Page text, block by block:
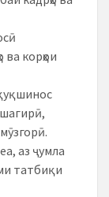
корҳои
аз ҷумла
татбиқи